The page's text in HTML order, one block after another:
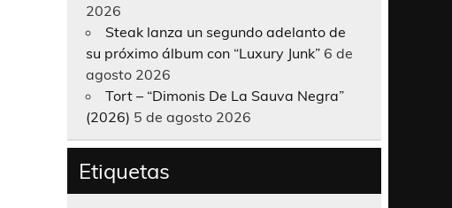
2026
Steak lanza un segundo adelanto de
su próximo álbum con “Luxury Junk” 6 de
agosto 2026
Tort – “Dimonis De La Sauva Negra”
(2026) 5 de agosto 2026
Etiquetas